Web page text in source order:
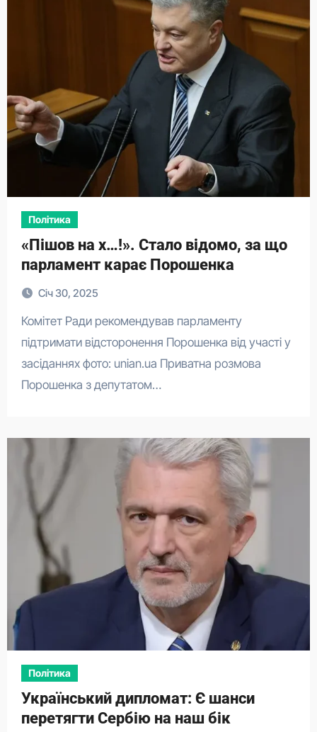
Політика
«Пішов на х…!». Стало відомо, за що
парламент карає Порошенка
Січ 30, 2025
Комітет Ради рекомендував парламенту
підтримати відсторонення Порошенка від участі у
засіданнях фото: unian.ua Приватна розмова
Порошенка з депутатом…
Політика
Український дипломат: Є шанси
перетягти Сербію на наш бік